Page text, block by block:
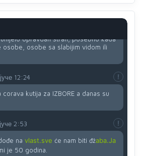
opravdan strah, posebno kada
osobe, osobe sa slabijim vidom ili
јуче 12:24
kutija za IZBORE a danas su
јуче 2:53
na vlast.sve će nam biti đžaba.Ja
je 50 godina.